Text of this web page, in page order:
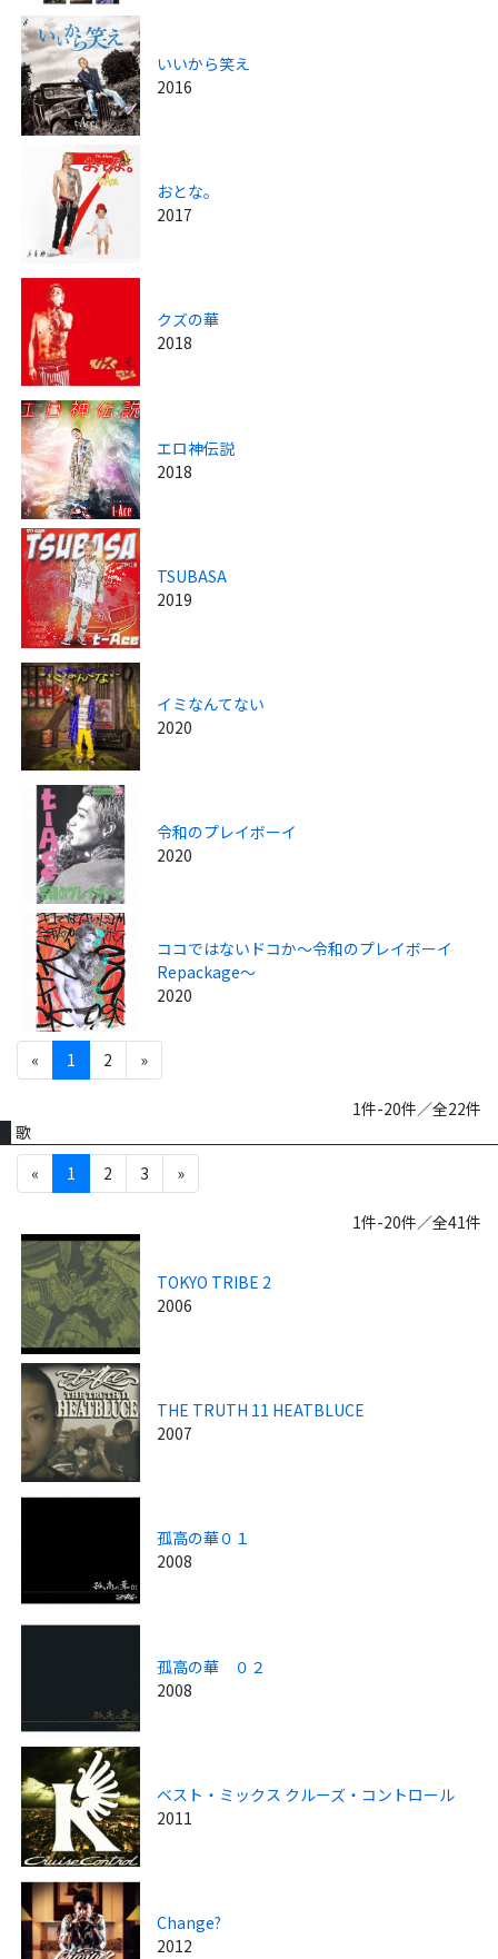
いいから笑え
2016
おとな。
2017
クズの華
2018
エロ神伝説
2018
TSUBASA
2019
イミなんてない
2020
令和のプレイボーイ
2020
ココではないドコか～令和のプレイボーイ
Repackage～
2020
« 1 2 »
1件-20件／全22件
歌
«
1 2 3 »
1件-20件／全41件
TOKYO TRIBE 2
2006
THE TRUTH 11 HEATBLUCE
2007
孤高の華０１
2008
孤高の華 ０２
2008
ベスト・ミックス クルーズ・コントロール
2011
Change?
2012